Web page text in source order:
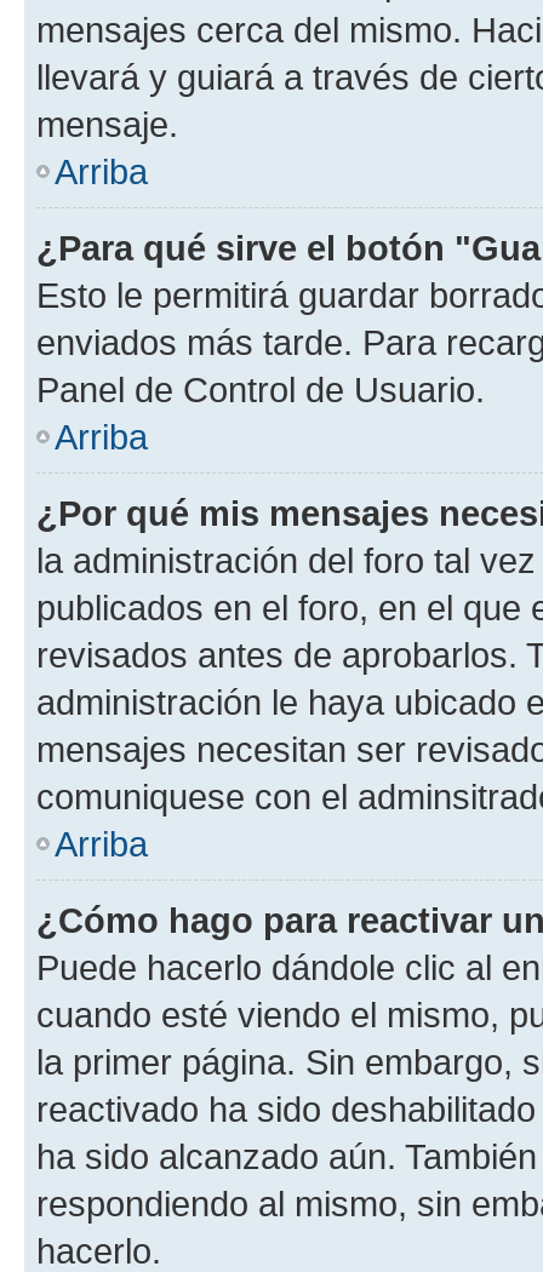
mensajes cerca del mismo.
llevará y guiará a través de
mensaje.
Arriba
¿Para qué sirve el botón
Esto le permitirá guardar
enviados más tarde. Para
Panel de Control de Usuario.
Arriba
¿Por qué mis mensajes
la administración del foro tal
publicados en el foro, en el
revisados antes de aprobarlos.
administración le haya ubicado
mensajes necesitan ser
comuniquese con el
Arriba
¿Cómo hago para reactivar
Puede hacerlo dándole clic al
cuando esté viendo el mismo,
la primer página. Sin embargo,
reactivado ha sido
ha sido alcanzado aún.
respondiendo al mismo, sin
hacerlo.